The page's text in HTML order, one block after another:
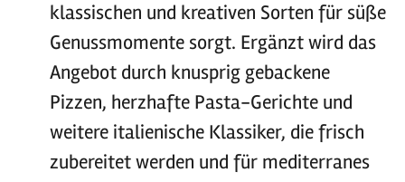
klassischen und kreativen Sorten für süße
Genussmomente sorgt. Ergänzt wird das
Angebot durch knusprig gebackene
Pizzen, herzhafte Pasta-Gerichte und
weitere italienische Klassiker, die frisch
zubereitet werden und für mediterranes